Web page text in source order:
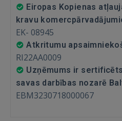
Eiropas Kopienas
kravu
EK- 08945
Atkritumu
RI22AA0009
Uzņēmums ir
savas darbības nozarē
EBM3230718000067